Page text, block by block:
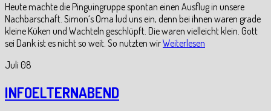
Heute machte die Pinguingruppe spontan einen Ausflug in unsere
Nachbarschaft. Simon‘s Oma lud uns ein, denn bei ihnen waren grade
kleine Küken und Wachteln geschlüpft. Die waren vielleicht klein. Gott
sei Dank ist es nicht so weit. So nutzten wirWeiterlesen
Juli 08
INFOELTERNABEND